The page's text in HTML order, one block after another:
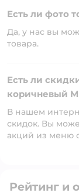
Есть ли фото
Да, у нас вы
товара.
Есть ли
коричневый M
В нашем
скидок. Вы
акций из меню
Рейтинг и